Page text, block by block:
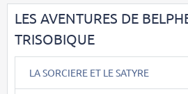
LES AVENTURES DE
TRISOBIQUE
LA SORCIERE ET LE SATYRE